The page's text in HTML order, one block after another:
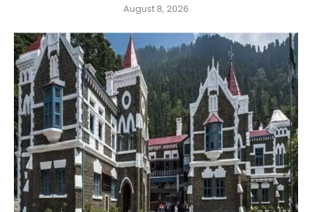
August 8, 2026